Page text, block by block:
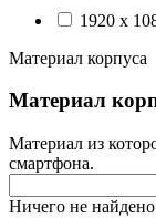
1920 х
Материал корпуса
Материал
Материал из
смартфона.
Ничего не найдено